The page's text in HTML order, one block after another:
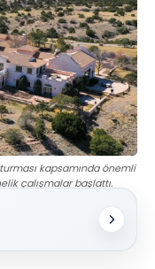
kapsamında önemli
çalışmalar başlattı.